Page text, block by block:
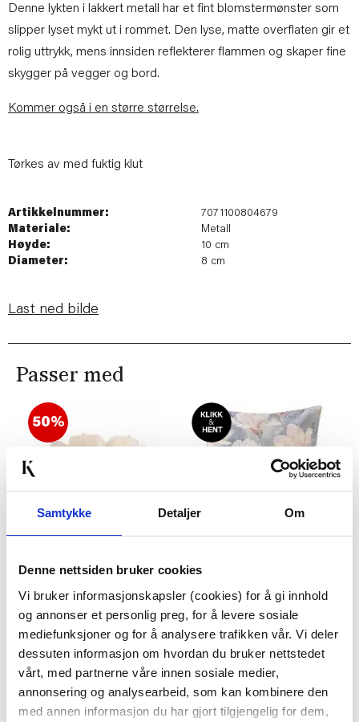
Samtykke Detaljer Om
Denne nettsiden bruker cookies
Vi bruker informasjonskapsler (cookies) for å gi innhold
og annonser et personlig preg, for å levere sosiale
mediefunksjoner og for å analysere trafikken vår. Vi deler
dessuten informasjon om hvordan du bruker nettstedet
vårt, med partnerne våre innen sosiale medier,
annonsering og analysearbeid, som kan kombinere den
med annen informasjon du har gjort tilgjengelig for dem,
Denne lykten i lakkert metall har et fint blomstermønster som
slipper lyset mykt ut i rommet. Den lyse, matte overflaten gir et
rolig uttrykk, mens innsiden reflekterer flammen og skaper fine
skygger på vegger og bord.
Kommer også i en større størrelse.
Tørkes av med fuktig klut
Artikkelnummer:
7071100804679
Materiale:
Metall
Høyde:
10 cm
Diameter:
8 cm
Last ned bilde
Passer med
50%
99,50
Før 199,00
KJØP
48X48CM
199,50
Før399,00
Vis mer